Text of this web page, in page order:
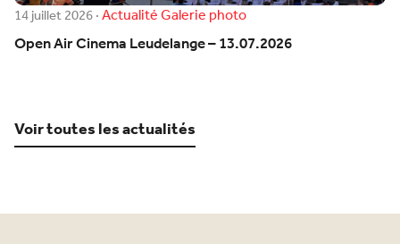
14 juillet 2026·ActualitéGalerie photo
Open Air Cinema Leudelange – 13.07.2026
Voir toutes les actualités